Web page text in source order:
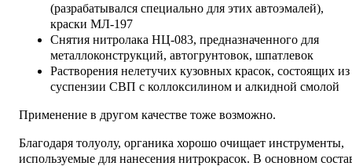
(разрабатывался специально для этих автоэмалей),
краски МЛ-197
Снятия нитролака НЦ-083, предназначенного для
металлоконструкций, автогрунтовок, шпатлевок
Растворения нелетучих кузовных красок, состоящих из
суспензии СВП с коллоксилином и алкидной смолой
Применение в другом качестве тоже возможно.
Благодаря толуолу, органика хорошо очищает инструменты,
используемые для нанесения нитрокрасок. В основном